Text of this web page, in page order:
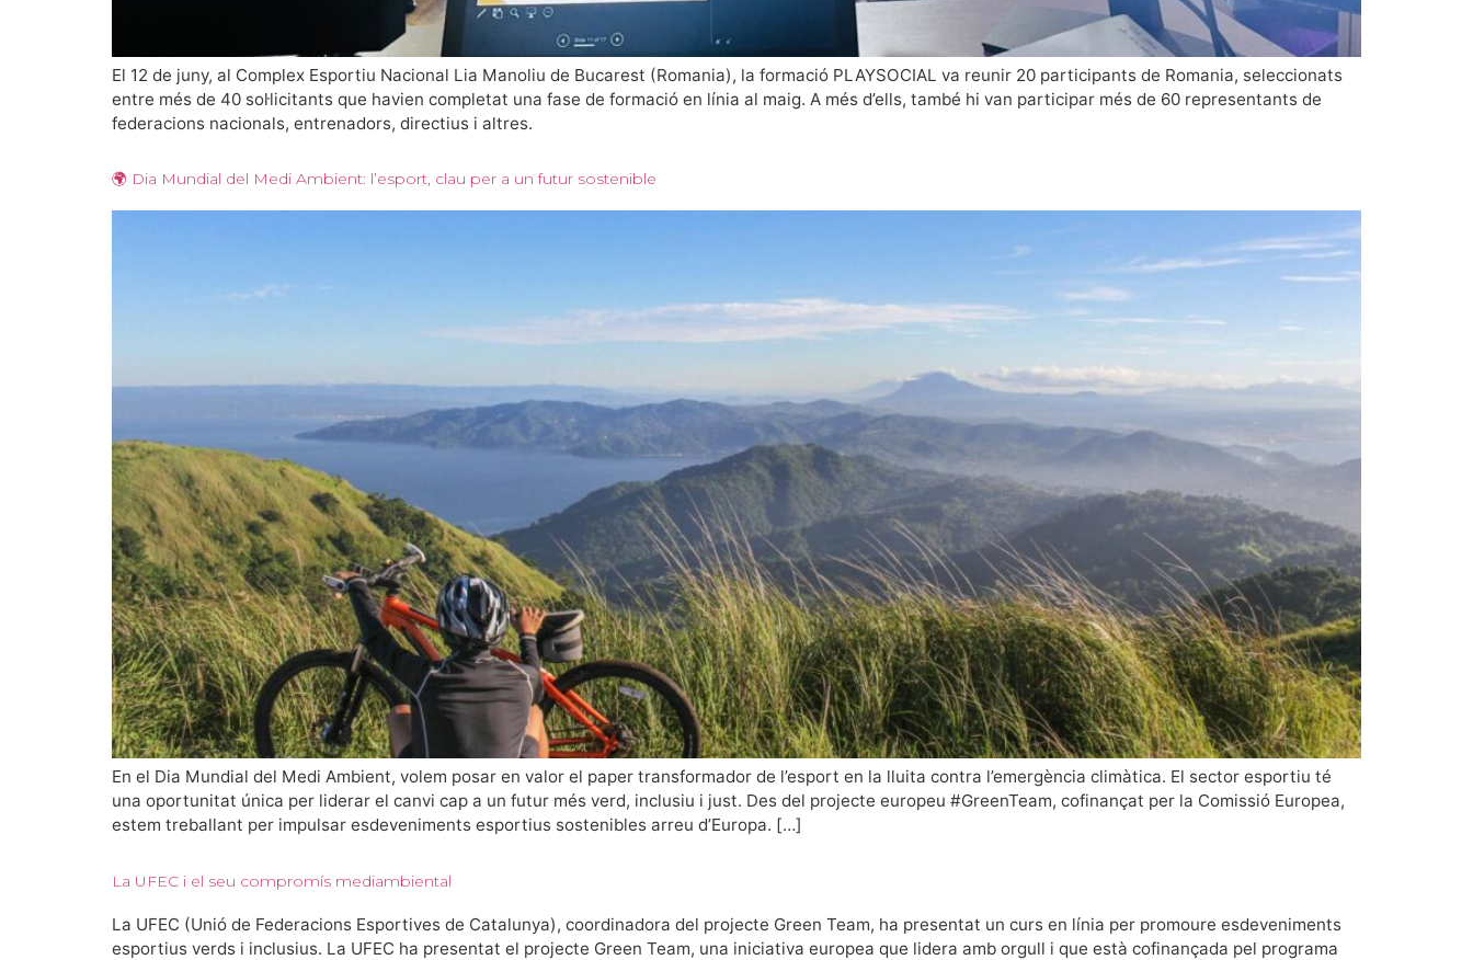
El 12 de juny, al Complex Esportiu Nacional Lia Manoliu de Bucarest (Romania), la formació PLAYSOCIAL va reunir 20 participants de Romania, seleccionats
entre més de 40 sol·licitants que havien completat una fase de formació en línia al maig. A més d’ells, també hi van participar més de 60 representants de
federacions nacionals, entrenadors, directius i altres.
🌍 Dia Mundial del Medi Ambient: l’esport, clau per a un futur sostenible
En el Dia Mundial del Medi Ambient, volem posar en valor el paper transformador de l’esport en la lluita contra l’emergència climàtica. El sector esportiu té
una oportunitat única per liderar el canvi cap a un futur més verd, inclusiu i just. Des del projecte europeu #GreenTeam, cofinançat per la Comissió Europea,
estem treballant per impulsar esdeveniments esportius sostenibles arreu d’Europa. […]
La UFEC i el seu compromís mediambiental
La UFEC (Unió de Federacions Esportives de Catalunya), coordinadora del projecte Green Team, ha presentat un curs en línia per promoure esdeveniments
esportius verds i inclusius. La UFEC ha presentat el projecte Green Team, una iniciativa europea que lidera amb orgull i que està cofinançada pel programa